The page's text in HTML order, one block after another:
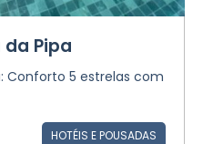
Pipa
Conforto 5 estrelas com
HOTÉIS E POUSADAS